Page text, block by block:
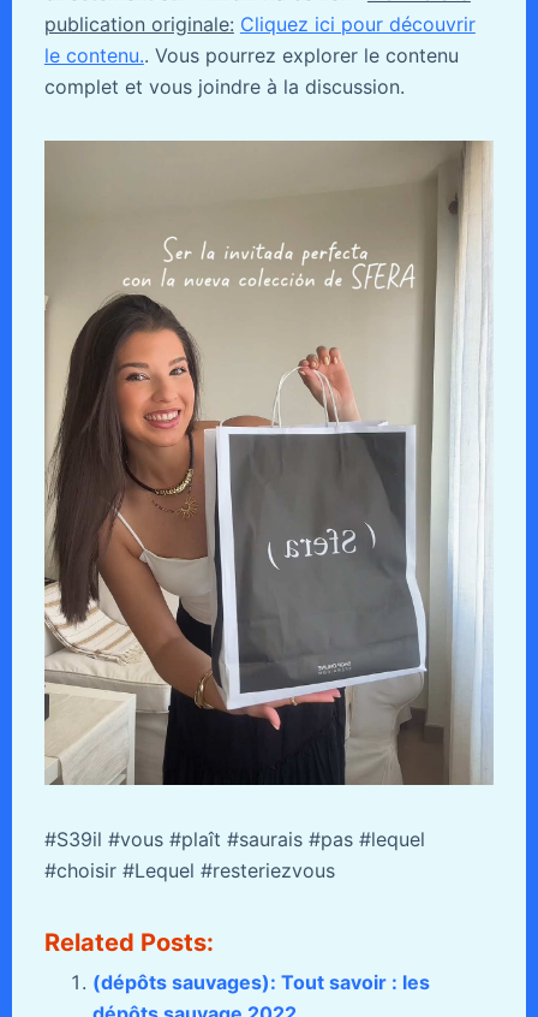
publication originale: Cliquez ici pour découvrir
le contenu.. Vous pourrez explorer le contenu
complet et vous joindre à la discussion.
#S39il #vous #plaît #saurais #pas #lequel
#choisir #Lequel #resteriezvous
Related Posts:
(dépôts sauvages): Tout savoir : les